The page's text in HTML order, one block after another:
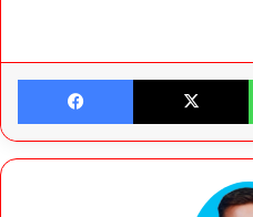
Facebook